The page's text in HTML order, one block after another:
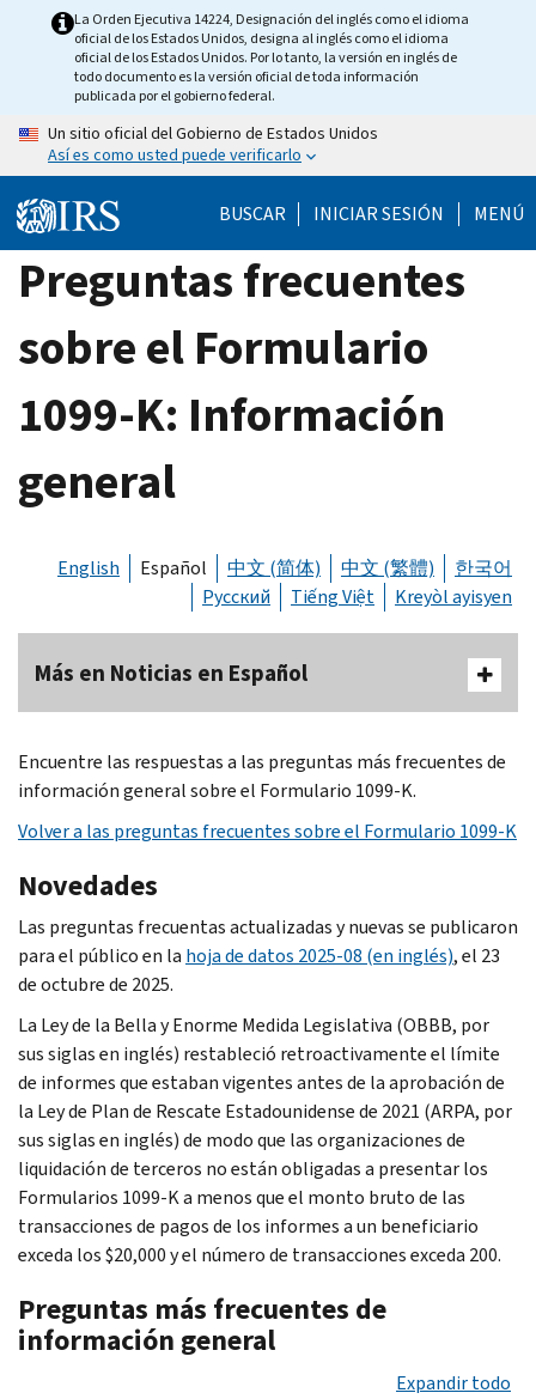
La Orden Ejecutiva 14224, Designación del inglés como el idioma
oficial de los Estados Unidos, designa al inglés como el idioma
oficial de los Estados Unidos. Por lo tanto, la versión en inglés de
todo documento es la versión oficial de toda información
publicada por el gobierno federal.
Un sitio oficial del Gobierno de Estados Unidos
Así es como usted puede verificarlo
BUSCAR INICIAR SESIÓN MENÚ
Preguntas frecuentes
sobre el Formulario
1099-K: Información
general
English Español 中文 (简体) 中文 (繁體)
한국어
Русский
Tiếng Việt Kreyòl ayisyen
Más en Noticias en Español
Encuentre las respuestas a las preguntas más frecuentes de
información general sobre el Formulario 1099-K.
Volver a las preguntas frecuentes sobre el Formulario 1099-K
Novedades
Las preguntas frecuentas actualizadas y nuevas se publicaron
para el público en la hoja de datos 2025-08 (en inglés), el 23
de octubre de 2025.
La Ley de la Bella y Enorme Medida Legislativa (OBBB, por
sus siglas en inglés) restableció retroactivamente el límite
de informes que estaban vigentes antes de la aprobación de
la Ley de Plan de Rescate Estadounidense de 2021 (ARPA, por
sus siglas en inglés) de modo que las organizaciones de
liquidación de terceros no están obligadas a presentar los
Formularios 1099-K a menos que el monto bruto de las
transacciones de pagos de los informes a un beneficiario
exceda los $20,000 y el número de transacciones exceda 200.
Preguntas más frecuentes de
información general
Expandir todo